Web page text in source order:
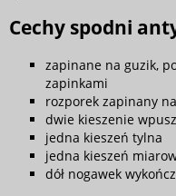
Cechy spodni
zapinane na guzik,
zapinkami
rozporek zapinany
dwie kieszenie
jedna kieszeń tylna
jedna kieszeń
dół nogawek